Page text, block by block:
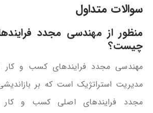
سوالات متداول
منظور از مهندسی مجدد
چیست؟
مدیریت استراتژیک است که بر
مجدد فرایندهای اصلی کسب و کار